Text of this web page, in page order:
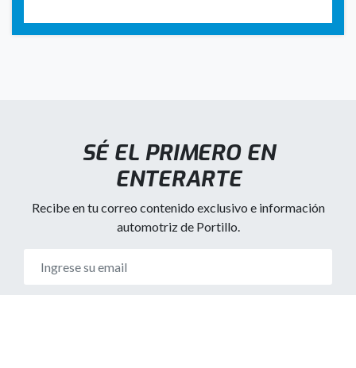
SÉ EL PRIMERO EN
ENTERARTE
Recibe en tu correo contenido exclusivo e información
automotriz de Portillo.